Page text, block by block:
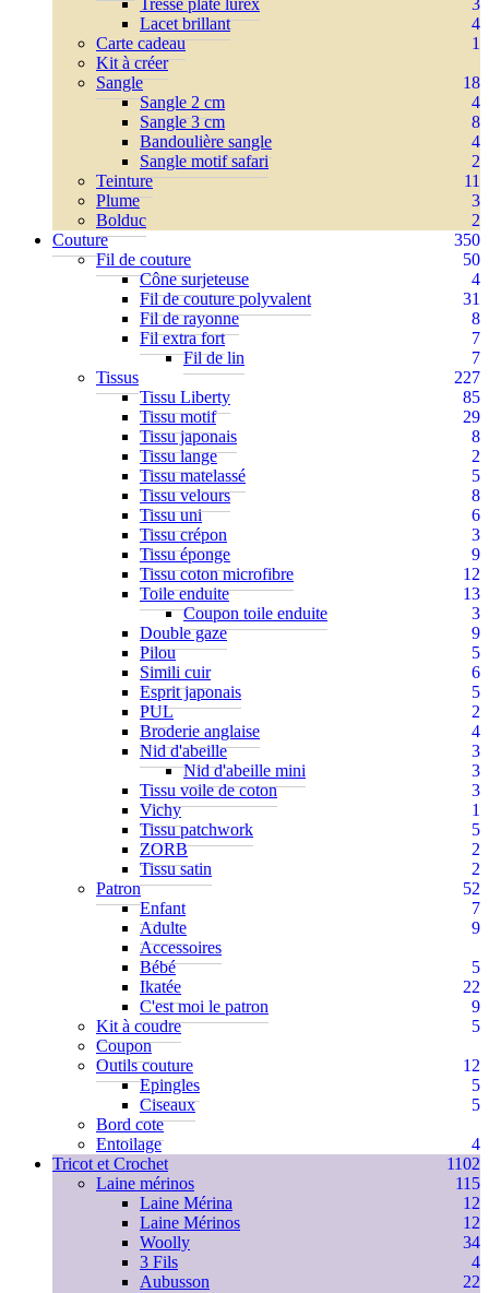
Tresse plate lurex
3
Lacet brillant
4
Carte cadeau
1
Kit à créer
Sangle
18
Sangle 2 cm
4
Sangle 3 cm
8
Bandoulière sangle
4
Sangle motif safari
2
Teinture
11
Plume
3
Bolduc
2
Couture
350
Fil de couture
50
Cône surjeteuse
4
Fil de couture polyvalent
31
Fil de rayonne
8
Fil extra fort
7
Fil de lin
7
Tissus
227
Tissu Liberty
85
Tissu motif
29
Tissu japonais
8
Tissu lange
2
Tissu matelassé
5
Tissu velours
8
Tissu uni
6
Tissu crépon
3
Tissu éponge
9
Tissu coton microfibre
12
Toile enduite
13
Coupon toile enduite
3
Double gaze
9
Pilou
5
Simili cuir
6
Esprit japonais
5
PUL
2
Broderie anglaise
4
Nid d'abeille
3
Nid d'abeille mini
3
Tissu voile de coton
3
Vichy
1
Tissu patchwork
5
ZORB
2
Tissu satin
2
Patron
52
Enfant
7
Adulte
9
Accessoires
Bébé
5
Ikatée
22
C'est moi le patron
9
Kit à coudre
5
Coupon
Outils couture
12
Epingles
5
Ciseaux
5
Bord cote
Entoilage
4
Tricot et Crochet
1102
Laine mérinos
115
Laine Mérina
12
Laine Mérinos
12
Woolly
34
3 Fils
4
Aubusson
22